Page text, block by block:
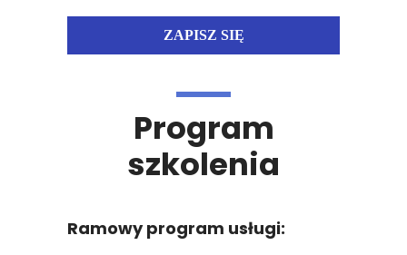
Program
szkolenia
Ramowy program usługi: